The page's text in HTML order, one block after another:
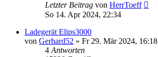
Letzter Beitrag von HerrToeff
So 14. Apr 2024, 22:34
Ladegerät Elips3000
von Gerhard52 » Fr 29. Mär 2024, 16:18
4Antworten